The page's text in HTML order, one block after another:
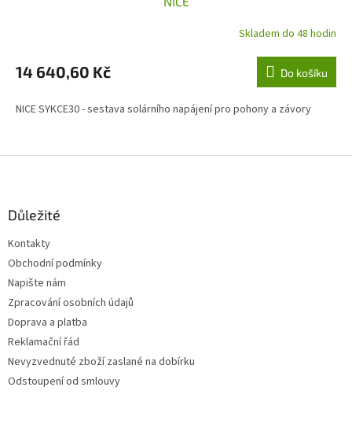
Skladem do 48 hodin
14 640,60 Kč Do košíku
NICE SYKCE30 - sestava solárního napájení pro pohony a závory
Důležité
Kontakty
Obchodní podmínky
Napište nám
Zpracování osobních údajů
Doprava a platba
Reklamační řád
Nevyzvednuté zboží zaslané na dobírku
Odstoupení od smlouvy